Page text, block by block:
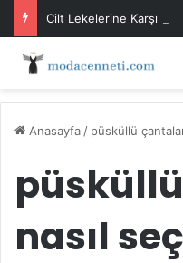
Cilt Lekelerine Karşı
Anasayfa / püsküllü
nasıl